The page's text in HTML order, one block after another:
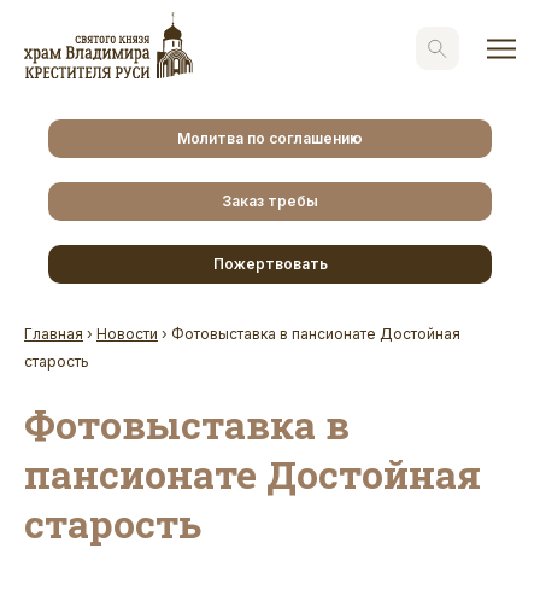
Молитва по соглашению
Заказ требы
Пожертвовать
Главная › Новости › Фотовыставка в пансионате Достойная
старость
Фотовыставка в
пансионате Достойная
старость